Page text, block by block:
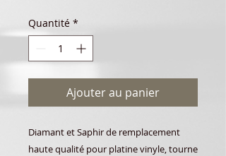
Quantité *
Ajouter au panier
Diamant et Saphir de remplacement
haute qualité pour platine vinyle, tourne